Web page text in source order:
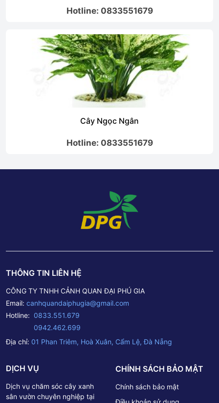
0833551679
0833551679
THÔNG TIN LIÊN HỆ
CÔNG TY TNHH CẢNH QUAN ĐẠI PHÚ GIA
Email: canhquandaiphugia@gmail.com
Hotline: 0833.551.679
0942.462.699
Địa chỉ: 01 Phan Triêm, Hoà Xuân, Cẩm Lệ, Đà Nẵng
DỊCH VỤ
Dịch vụ chăm sóc cây xanh
sân vườn chuyên nghiệp tại
CHÍNH SÁCH BẢO MẬT
Chính sách bảo mật